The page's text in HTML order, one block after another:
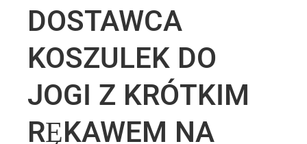
DOSTAWCA
KOSZULEK DO
JOGI Z KRÓTKIM
RĘKAWEM NA